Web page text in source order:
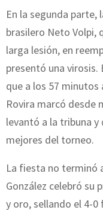
En la segunda parte,
brasilero Neto Volpi,
larga lesión, en
presentó una
que a los 57 minutos
Rovira marcó desde
levantó a la tribuna y
mejores del torneo.
La fiesta no terminó
González celebró su
y oro, sellando el 4-